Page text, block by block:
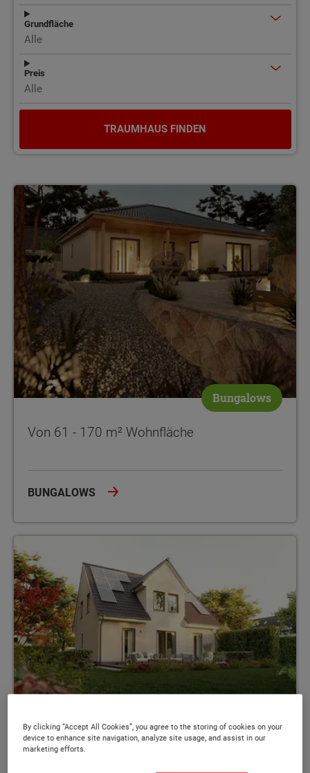
Grundfläche
Preis
TRAUMHAUS FINDEN
Von 61 - 170 m² Wohnfläche
Bungalows
Von 61 - 170 m² Wohnfläche
BUNGALOWS
Von 84 - 197 m² Wohnfläche
By clicking “Accept All Cookies”, you agree to the storing of cookies on your
device to enhance site navigation, analyze site usage, and assist in our
marketing efforts.